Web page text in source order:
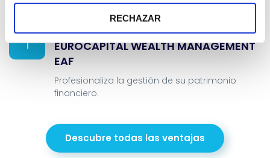
RECHAZAR
Profesionalidad y Transparencia
EUROCAPITAL WEALTH MANAGEMENT
EAF
Profesionaliza la gestión de su patrimonio
financiero.
Descubre todas las ventajas